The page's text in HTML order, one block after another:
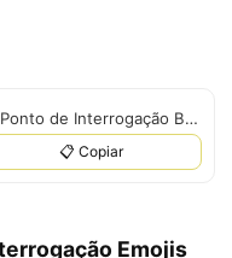
Ponto de Interrogação Branco
📋 Copiar
Emojis